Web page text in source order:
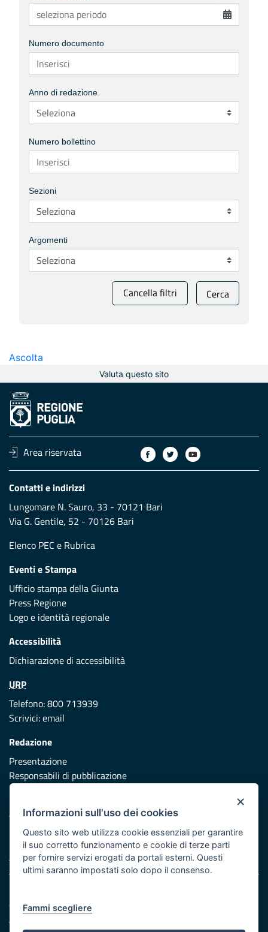
Numero documento
Anno di redazione
Numero bollettino
Sezioni
Argomenti
Cancella filtri Cerca
Ascolta
Valuta questo sito
Area riservata
Contatti e indirizzi
Lungomare N. Sauro, 33 - 70121 Bari
Via G. Gentile, 52 - 70126 Bari
Elenco PEC e Rubrica
Eventi e Stampa
Ufficio stampa della Giunta
Press Regione
Logo e identità regionale
Accessibilità
Dichiarazione di accessibilità
URP
Telefono: 800 713939
Scrivici:email
Redazione
Presentazione
Responsabili di pubblicazione
Vai al sito di Protezione Civile Puglia
Iniziativa finanziata con risorse del POR Puglia 2014/2020 -
Asse XI
Cookie e privacy
Atti di notifica
×
Informazioni sull'uso dei cookies
Questo sito web utilizza cookie essenziali per garantire
il suo corretto funzionamento e cookie di terze parti
per fornire servizi erogati da portali esterni. Questi
ultimi saranno impostati solo dopo il consenso.
Fammi scegliere